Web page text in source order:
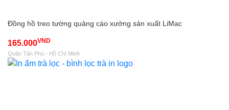
Đồng hồ treo tường quảng cáo xưởng sản xuất LiMac
165.000VND
Quận Tân Phú - Hồ Chí Minh